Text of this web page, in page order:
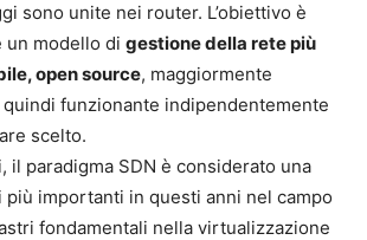
sono unite nei router. L’obiettivo è
modello di gestione della rete più
open source, maggiormente
funzionante indipendentemente
scelto.
il paradigma SDN è considerato una
importanti in questi anni nel campo
fondamentali nella virtualizzazione